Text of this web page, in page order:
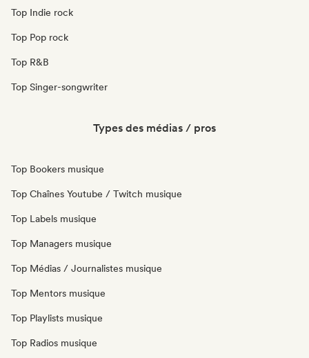
Top Indie rock
Top Pop rock
Top R&B
Top Singer-songwriter
Types des médias / pros
Top Bookers musique
Top Chaînes Youtube / Twitch musique
Top Labels musique
Top Managers musique
Top Médias / Journalistes musique
Top Mentors musique
Top Playlists musique
Top Radios musique